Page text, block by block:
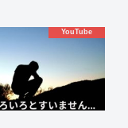
YouTube